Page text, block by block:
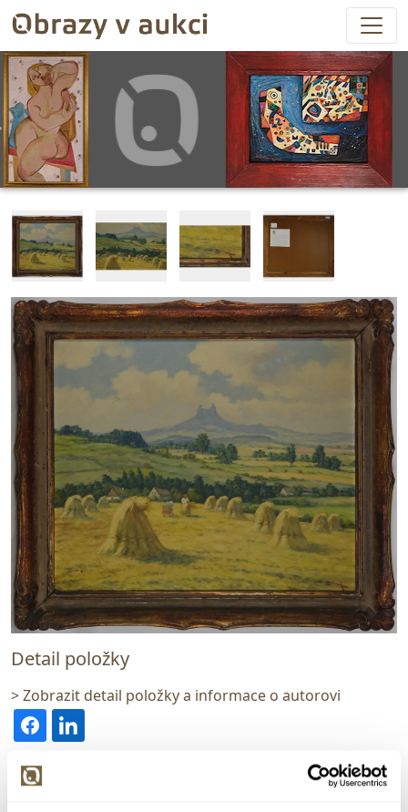
Detail položky
> Zobrazit detail položky a informace o autorovi
> zpět na aukční výsledky